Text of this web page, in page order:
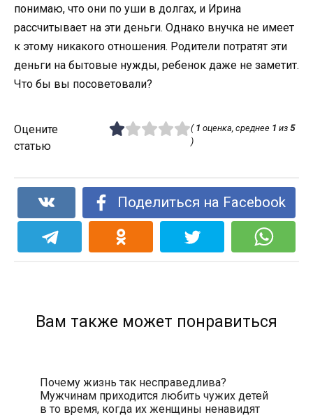
понимаю, что они по уши в долгах, и Ирина
рассчитывает на эти деньги. Однако внучка не имеет
к этому никакого отношения. Родители потратят эти
деньги на бытовые нужды, ребенок даже не заметит.
Что бы вы посоветовали?
Оцените
статью
( 1 оценка, среднее 1 из 5
)
Поделиться на Facebook
Вам также может понравиться
Почему жизнь так несправедлива?
Мужчинам приходится любить чужих детей
в то время, когда их женщины ненавидят